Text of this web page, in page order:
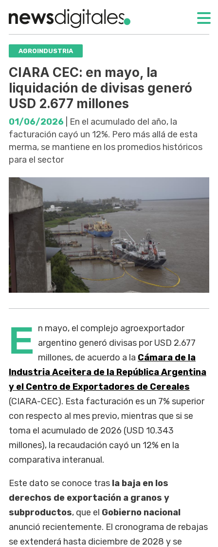
AGROINDUSTRIA
CIARA CEC: en mayo, la
liquidación de divisas generó
USD 2.677 millones
01/06/2026 | En el acumulado del año, la
facturación cayó un 12%. Pero más allá de esta
merma, se mantiene en los promedios históricos
para el sector
E n mayo, el complejo agroexportador
argentino generó divisas por USD 2.677
millones, de acuerdo a la Cámara de la
Industria Aceitera de la República Argentina
y el Centro de Exportadores de Cereales
(CIARA-CEC). Esta facturación es un 7% superior
con respecto al mes previo, mientras que si se
toma el acumulado de 2026 (USD 10.343
millones), la recaudación cayó un 12% en la
comparativa interanual.
Este dato se conoce tras la baja en los
derechos de exportación a granos y
subproductos, que el Gobierno nacional
anunció recientemente. El cronograma de rebajas
se extenderá hasta diciembre de 2028 y se